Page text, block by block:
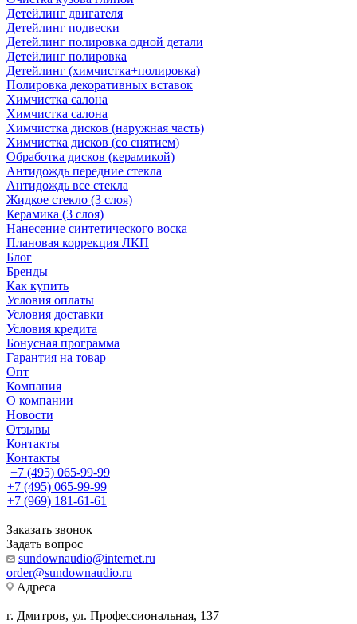
Детейлинг двигателя
Детейлинг подвески
Детейлинг полировка одной детали
Детейлинг полировка
Детейлинг (химчистка+полировка)
Полировка декоративных вставок
Химчистка салона
Химчистка салона
Химчистка дисков (наружная часть)
Химчистка дисков (со снятием)
Обработка дисков (керамикой)
Антидождь передние стекла
Антидождь все стекла
Жидкое стекло (3 слоя)
Керамика (3 слоя)
Нанесение синтетического воска
Плановая коррекция ЛКП
Блог
Бренды
Как купить
Условия оплаты
Условия доставки
Условия кредита
Бонусная программа
Гарантия на товар
Опт
Компания
О компании
Новости
Отзывы
Контакты
Контакты
+7 (495) 065-99-99
+7 (495) 065-99-99
+7 (969) 181-61-61
Заказать звонок
Задать вопрос
sundownaudio@internet.ru
order@sundownaudio.ru
Адреса
г. Дмитров, ул. Профессиональная, 137